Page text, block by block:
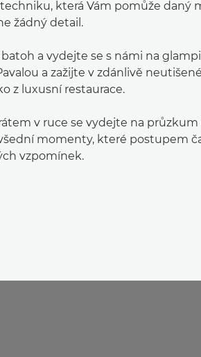
která Vám pomůže daný
žádný detail.
batoh a vydejte se s námi na
a zažijte v zdánlivě
z luxusní restaurace.
v ruce se vydejte na průzkum
momenty, které postupem
vzpomínek.